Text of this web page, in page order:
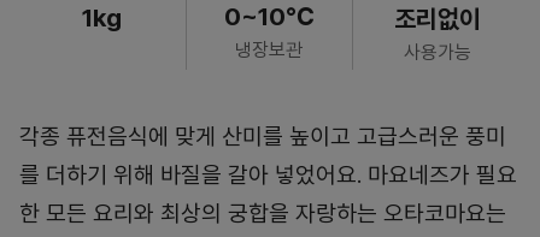
1kg 0~10℃
냉장보관
조리없이
사용가능
각종 퓨전음식에 맞게 산미를 높이고 고급스러운 풍미
를 더하기 위해 바질을 갈아 넣었어요. 마요네즈가 필요
한 모든 요리와 최상의 궁합을 자랑하는 오타코마요는